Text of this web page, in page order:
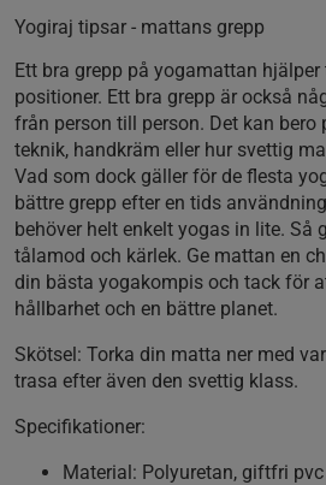
Yogiraj tipsar - mattans grepp
Ett bra grepp på yogamattan
positioner. Ett bra grepp är också
från person till person. Det kan bero
teknik, handkräm eller hur svettig
Vad som dock gäller för de flesta
bättre grepp efter en tids
behöver helt enkelt yogas in lite. Så
tålamod och kärlek. Ge mattan en
din bästa yogakompis och tack för
hållbarhet och en bättre planet.
Skötsel: Torka din matta ner med
trasa efter även den svettig klass.
Specifikationer:
Material: Polyuretan, giftfri pvc